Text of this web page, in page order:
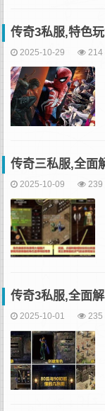
传奇3私服,特色
2025-10-29
传奇三私服,全面
2025-10-09
传奇3私服,全面
2025-10-01